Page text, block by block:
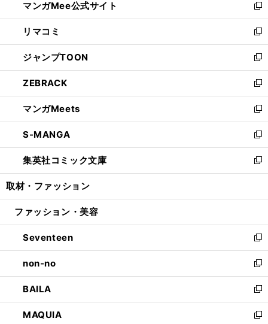
く
ド
ウ
で
開
く
ィ
ン
ド
ウ
で
開
く
い
ウ
ィ
ン
ド
ウ
で
開
く
マンガMee公式サイト
新
し
い
ウ
ィ
ン
ド
ウ
で
開
く
リマコミ
新
し
い
ウ
ィ
ン
ド
ウ
で
開
く
ジャンプTOON
新
し
い
ウ
ィ
ン
ド
ウ
で
開
ZEBRACK
新
し
い
ウ
ィ
ン
ド
ウ
開
マンガMeets
新
し
い
ウ
ィ
ン
ウ
開
く
S-MANGA
新
し
い
ウ
ン
ウ
で
開
く
集英社コミック文庫
新
し
ウ
ン
ド
ウ
で
開
く
取材・ファッション
ファッション・美容
Seventeen
新
し
い
ウ
ィ
ン
ド
non-no
新
し
い
ウ
ィ
BAILA
新
し
い
MAQUIA
新